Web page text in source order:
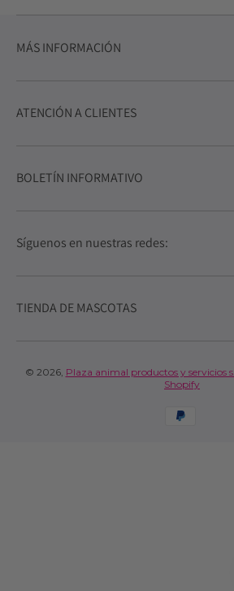
MÁS INFORMACIÓN
ATENCIÓN A CLIENTES
BOLETÍN INFORMATIVO
Síguenos en nuestras redes:
TIENDA DE MASCOTAS
© 2026, Plaza animal productos y servicios
Shopify